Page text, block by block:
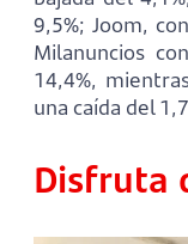
9,5%; Joom,
Milanuncios
14,4%,
una caída del
Disfruta